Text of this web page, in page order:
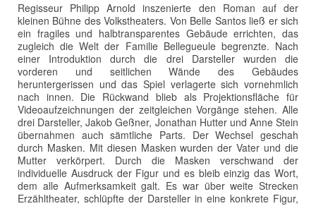
Regisseur Philipp Arnold inszenierte den Roman auf der
kleinen Bühne des Volkstheaters. Von Belle Santos ließ er sich
ein fragiles und halbtransparentes Gebäude errichten, das
zugleich die Welt der Familie Bellegueule begrenzte. Nach
einer Introduktion durch die drei Darsteller wurden die
vorderen und seitlichen Wände des Gebäudes
heruntergerissen und das Spiel verlagerte sich vornehmlich
nach innen. Die Rückwand blieb als Projektionsfläche für
Videoaufzeichnungen der zeitgleichen Vorgänge stehen. Alle
drei Darsteller, Jakob Geßner, Jonathan Hutter und Anne Stein
übernahmen auch sämtliche Parts. Der Wechsel geschah
durch Masken. Mit diesen Masken wurden der Vater und die
Mutter verkörpert. Durch die Masken verschwand der
individuelle Ausdruck der Figur und es bleib einzig das Wort,
dem alle Aufmerksamkeit galt. Es war über weite Strecken
Erzähltheater, schlüpfte der Darsteller in eine konkrete Figur,